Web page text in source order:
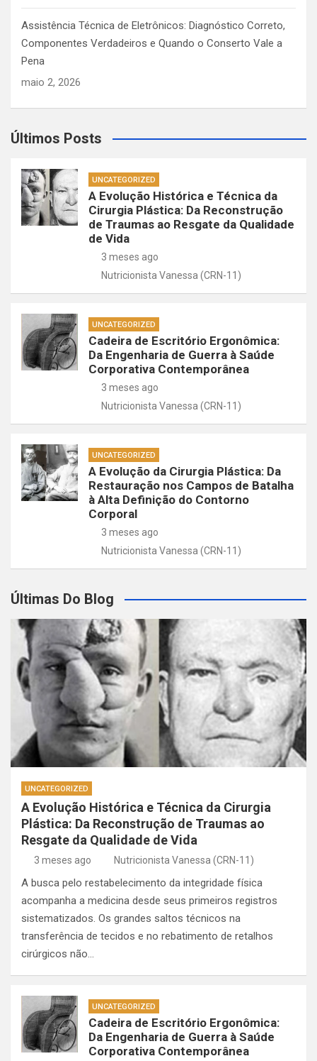
Assistência Técnica de Eletrônicos: Diagnóstico Correto,
Componentes Verdadeiros e Quando o Conserto Vale a
Pena
maio 2, 2026
Últimos Posts
UNCATEGORIZED
A Evolução Histórica e Técnica da
Cirurgia Plástica: Da Reconstrução
de Traumas ao Resgate da Qualidade
de Vida
3 meses ago
Nutricionista Vanessa (CRN-11)
UNCATEGORIZED
Cadeira de Escritório Ergonômica:
Da Engenharia de Guerra à Saúde
Corporativa Contemporânea
3 meses ago
Nutricionista Vanessa (CRN-11)
UNCATEGORIZED
A Evolução da Cirurgia Plástica: Da
Restauração nos Campos de Batalha
à Alta Definição do Contorno
Corporal
3 meses ago
Nutricionista Vanessa (CRN-11)
Últimas Do Blog
UNCATEGORIZED
A Evolução Histórica e Técnica da Cirurgia
Plástica: Da Reconstrução de Traumas ao
Resgate da Qualidade de Vida
3 meses ago Nutricionista Vanessa (CRN-11)
A busca pelo restabelecimento da integridade física
acompanha a medicina desde seus primeiros registros
sistematizados. Os grandes saltos técnicos na
transferência de tecidos e no rebatimento de retalhos
cirúrgicos não…
UNCATEGORIZED
Cadeira de Escritório Ergonômica:
Da Engenharia de Guerra à Saúde
Corporativa Contemporânea